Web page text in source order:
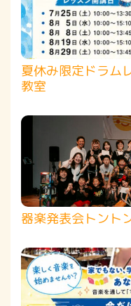
夏休み限定ドラ
教室
器楽発表会トン